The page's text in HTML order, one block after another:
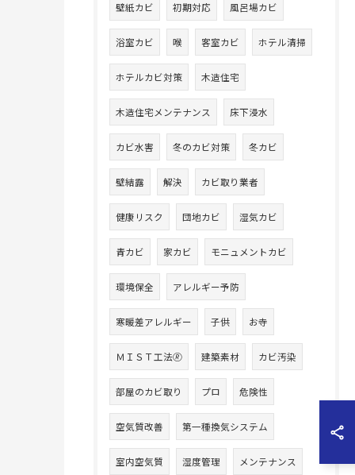
壁紙カビ 初期対応 風呂場カビ
浴室カビ 喉 客室カビ ホテル清掃
ホテルカビ対策 木造住宅
木造住宅メンテナンス 床下浸水
カビ水害 冬のカビ対策 冬カビ
壁結露 解決 カビ取り業者
健康リスク 団地カビ 湿気カビ
青カビ 家カビ モニュメントカビ
環境保全 アレルギー予防
寒暖差アレルギー 子供 お寺
ＭＩＳＴ工法🄬 建築素材 カビ汚染
部屋のカビ取り プロ 危険性
空気質改善 第一種換気システム
室内空気質 湿度管理 メンテナンス